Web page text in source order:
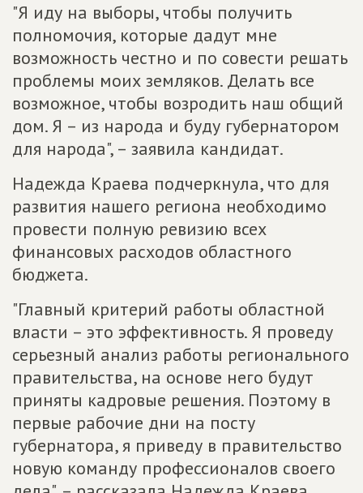
"Я иду на выборы, чтобы получить
полномочия, которые дадут мне
возможность честно и по совести решать
проблемы моих земляков. Делать все
возможное, чтобы возродить наш общий
дом. Я – из народа и буду губернатором
для народа", – заявила кандидат.
Надежда Краева подчеркнула, что для
развития нашего региона необходимо
провести полную ревизию всех
финансовых расходов областного
бюджета.
"Главный критерий работы областной
власти – это эффективность. Я проведу
серьезный анализ работы регионального
правительства, на основе него будут
приняты кадровые решения. Поэтому в
первые рабочие дни на посту
губернатора, я приведу в правительство
новую команду профессионалов своего